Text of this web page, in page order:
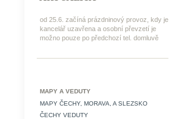
od 25.6. začíná prázdninový provoz, kdy je
kancelář uzavřena a osobní převzetí je
možno pouze po předchozí tel. domluvě
MAPY A VEDUTY
MAPY ČECHY, MORAVA, A SLEZSKO
ČECHY VEDUTY